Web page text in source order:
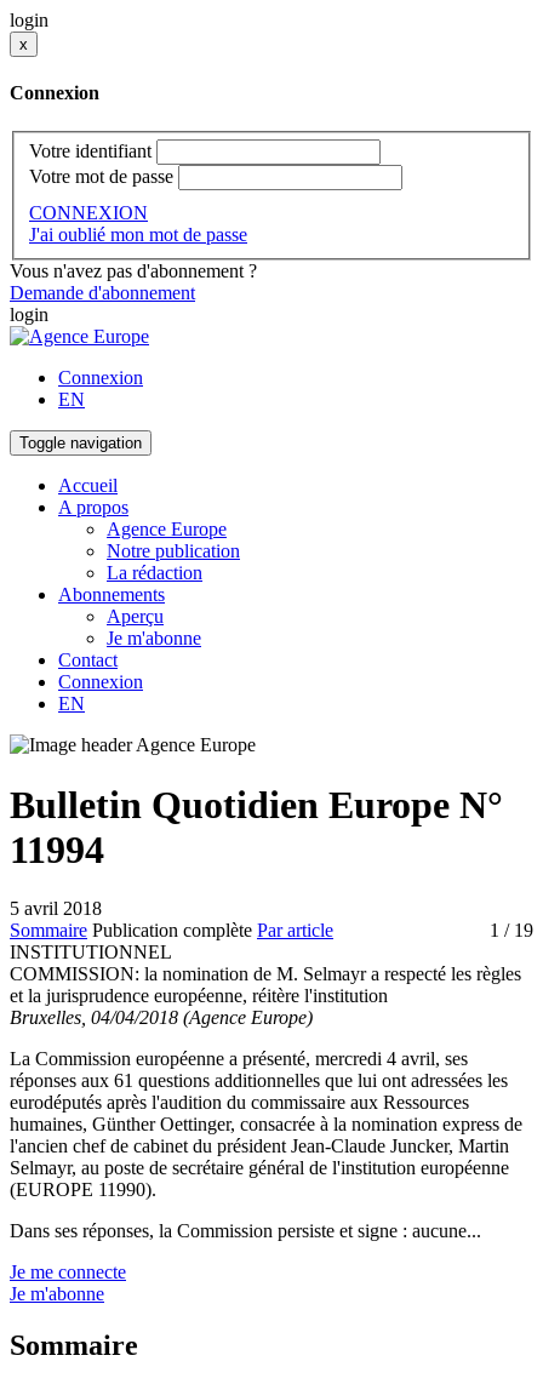
login
x
Connexion
Votre identifiant
Votre mot de passe
CONNEXION
J'ai oublié mon mot de passe
Vous n'avez pas d'abonnement ?
Demande d'abonnement
login
Connexion
EN
Toggle navigation
Accueil
A propos
Agence Europe
Notre publication
La rédaction
Abonnements
Aperçu
Je m'abonne
Contact
Connexion
EN
Bulletin Quotidien Europe N°
11994
5 avril 2018
Sommaire Publication complète Par article 1 / 19
INSTITUTIONNEL
COMMISSION: la nomination de M. Selmayr a respecté les règles
et la jurisprudence européenne, réitère l'institution
Bruxelles, 04/04/2018 (Agence Europe)
La Commission européenne a présenté, mercredi 4 avril, ses
réponses aux 61 questions additionnelles que lui ont adressées les
eurodéputés après l'audition du commissaire aux Ressources
humaines, Günther Oettinger, consacrée à la nomination express de
l'ancien chef de cabinet du président Jean-Claude Juncker, Martin
Selmayr, au poste de secrétaire général de l'institution européenne
(EUROPE 11990).
Dans ses réponses, la Commission persiste et signe : aucune...
Je me connecte
Je m'abonne
Sommaire